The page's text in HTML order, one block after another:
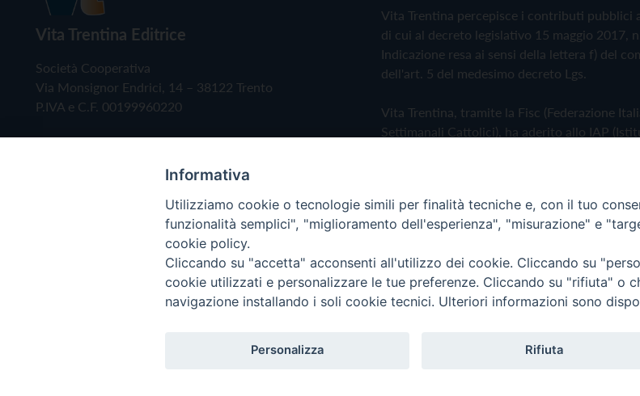
Vita Trentina Editrice
Società Cooperativa
Via Monsignor Endrici, 14 – 38122 Trento
P.IVA e C.F. 00199960220
Vita Trentina percepisce i contributi pubblici
di cui al decreto legislativo 15 maggio 2017,
Indicazione resa ai sensi della lettera f) del
dell'art. 5 del medesimo decreto Lgs.
Vita Trentina, tramite la Fisc (Federazione
Settimanali Cattolici), ha aderito allo IAP
Privacy Policy Cookie Policy
Copyright © 2019 - Tutti i diritti riservati - Vita Trentina Editrice
Informativa
Utilizziamo cookie o tecnologie simili per finalità tecniche e, con il tuo
funzionalità semplici", "miglioramento dell'esperienza", "misurazione" e
cookie policy.
Cliccando su "accetta" acconsenti all'utilizzo dei cookie. Cliccando su
cookie utilizzati e personalizzare le tue preferenze. Cliccando su "rifiuta" o
navigazione installando i soli cookie tecnici. Ulteriori informazioni sono
Personalizza Rifiuta